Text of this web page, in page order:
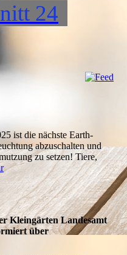
24
ist die nächste Earth-
abzuschalten und
zu setzen! Tiere,
Kleingärten Landesamt
über